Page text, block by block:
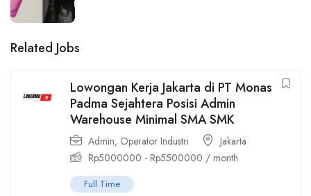
Related Jobs
Lowongan Kerja Jakarta di PT Monas
Padma Sejahtera Posisi Admin
Warehouse Minimal SMA SMK
Admin, Operator Industri
Jakarta
Rp5000000 - Rp5500000 / month
Full Time